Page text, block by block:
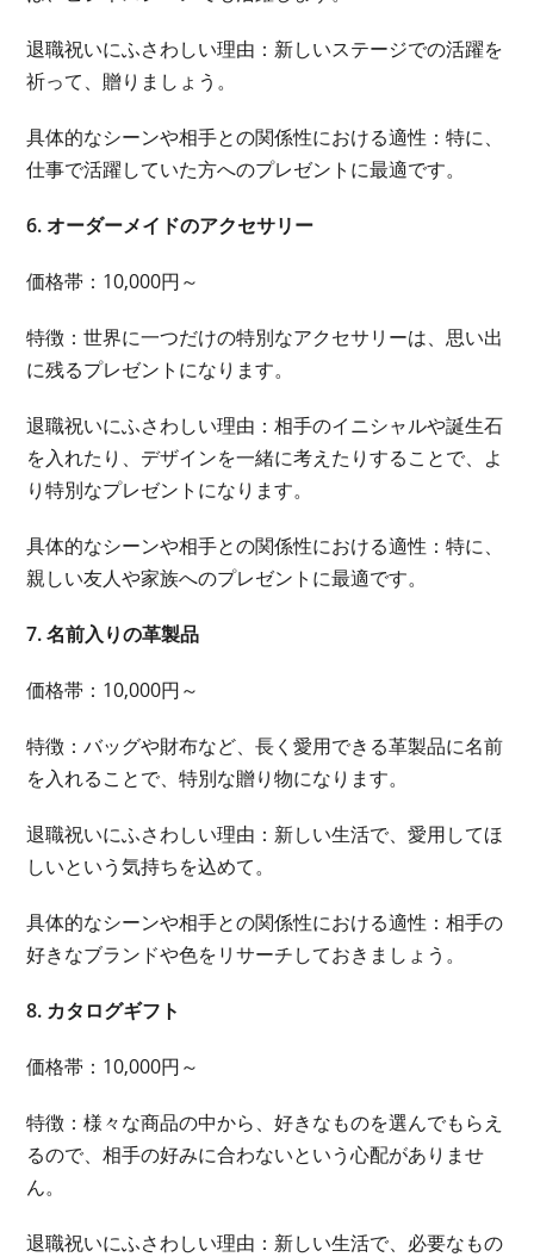
退職祝いにふさわしい理由：新しいステージでの活躍を
祈って、贈りましょう。
具体的なシーンや相手との関係性における適性：特に、
仕事で活躍していた方へのプレゼントに最適です。
6. オーダーメイドのアクセサリー
価格帯：10,000円～
特徴：世界に一つだけの特別なアクセサリーは、思い出
に残るプレゼントになります。
退職祝いにふさわしい理由：相手のイニシャルや誕生石
を入れたり、デザインを一緒に考えたりすることで、よ
り特別なプレゼントになります。
具体的なシーンや相手との関係性における適性：特に、
親しい友人や家族へのプレゼントに最適です。
7. 名前入りの革製品
価格帯：10,000円～
特徴：バッグや財布など、長く愛用できる革製品に名前
を入れることで、特別な贈り物になります。
退職祝いにふさわしい理由：新しい生活で、愛用してほ
しいという気持ちを込めて。
具体的なシーンや相手との関係性における適性：相手の
好きなブランドや色をリサーチしておきましょう。
8. カタログギフト
価格帯：10,000円～
特徴：様々な商品の中から、好きなものを選んでもらえ
るので、相手の好みに合わないという心配がありませ
ん。
退職祝いにふさわしい理由：新しい生活で、必要なもの